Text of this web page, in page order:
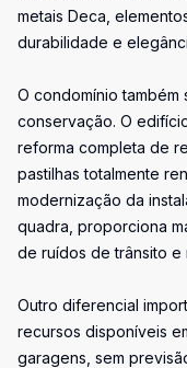
metais Deca,
durabilidade e
O condomínio
conservação. O
reforma completa de
pastilhas totalmente
modernização da
quadra, proporciona
de ruídos de trânsito e
Outro diferencial
recursos disponíveis
garagens, sem